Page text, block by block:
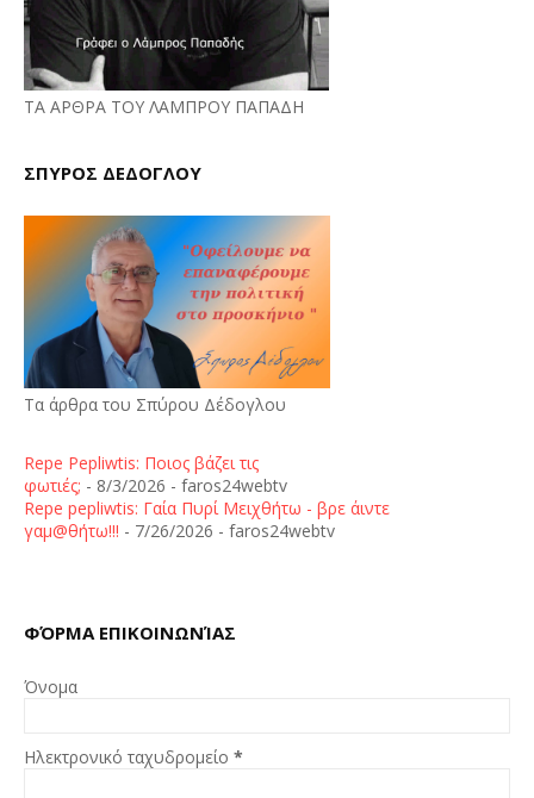
ΤΑ ΑΡΘΡΑ ΤΟΥ ΛΑΜΠΡΟΥ ΠΑΠΑΔΗ
ΣΠΥΡΟΣ ΔΕΔΟΓΛΟΥ
Τα άρθρα του Σπύρου Δέδογλου
Repe Pepliwtis: Ποιος βάζει τις
φωτιές; - 8/3/2026 - faros24webtv
Repe pepliwtis: Γαία Πυρί Μειχθήτω - βρε άιντε
γαμ@θήτω!!! - 7/26/2026 - faros24webtv
ΦΌΡΜΑ ΕΠΙΚΟΙΝΩΝΊΑΣ
Όνομα
Ηλεκτρονικό ταχυδρομείο *